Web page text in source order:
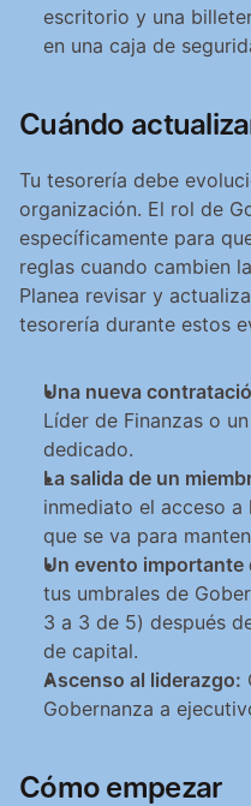
escritorio y una
en una caja de
Cuándo
Tu tesorería debe
organización. El rol de
específicamente para
reglas cuando cambien
Planea revisar y
tesorería durante estos
Una nueva
Líder de Finanzas o
dedicado.
La salida de un
inmediato el acceso
que se va para
Un evento
tus umbrales de
3 a 3 de 5) después
de capital.
Ascenso al liderazgo:
Gobernanza a
Cómo empezar